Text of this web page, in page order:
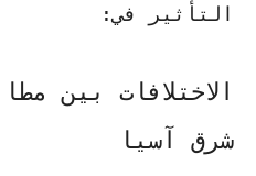
التأثير في:
الاختلافات بين
شرق آسيا